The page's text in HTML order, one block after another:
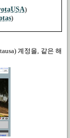
)
)
계정을 같은 해